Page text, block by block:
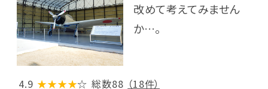
改めて考えてみません
か…。
4.9 ★★★★☆ 総数88 （18件）